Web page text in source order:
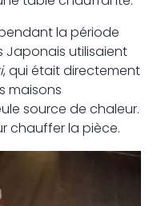
la période
Japonais utilisaient
, qui était directement
maisons
source de chaleur.
chauffer la pièce.